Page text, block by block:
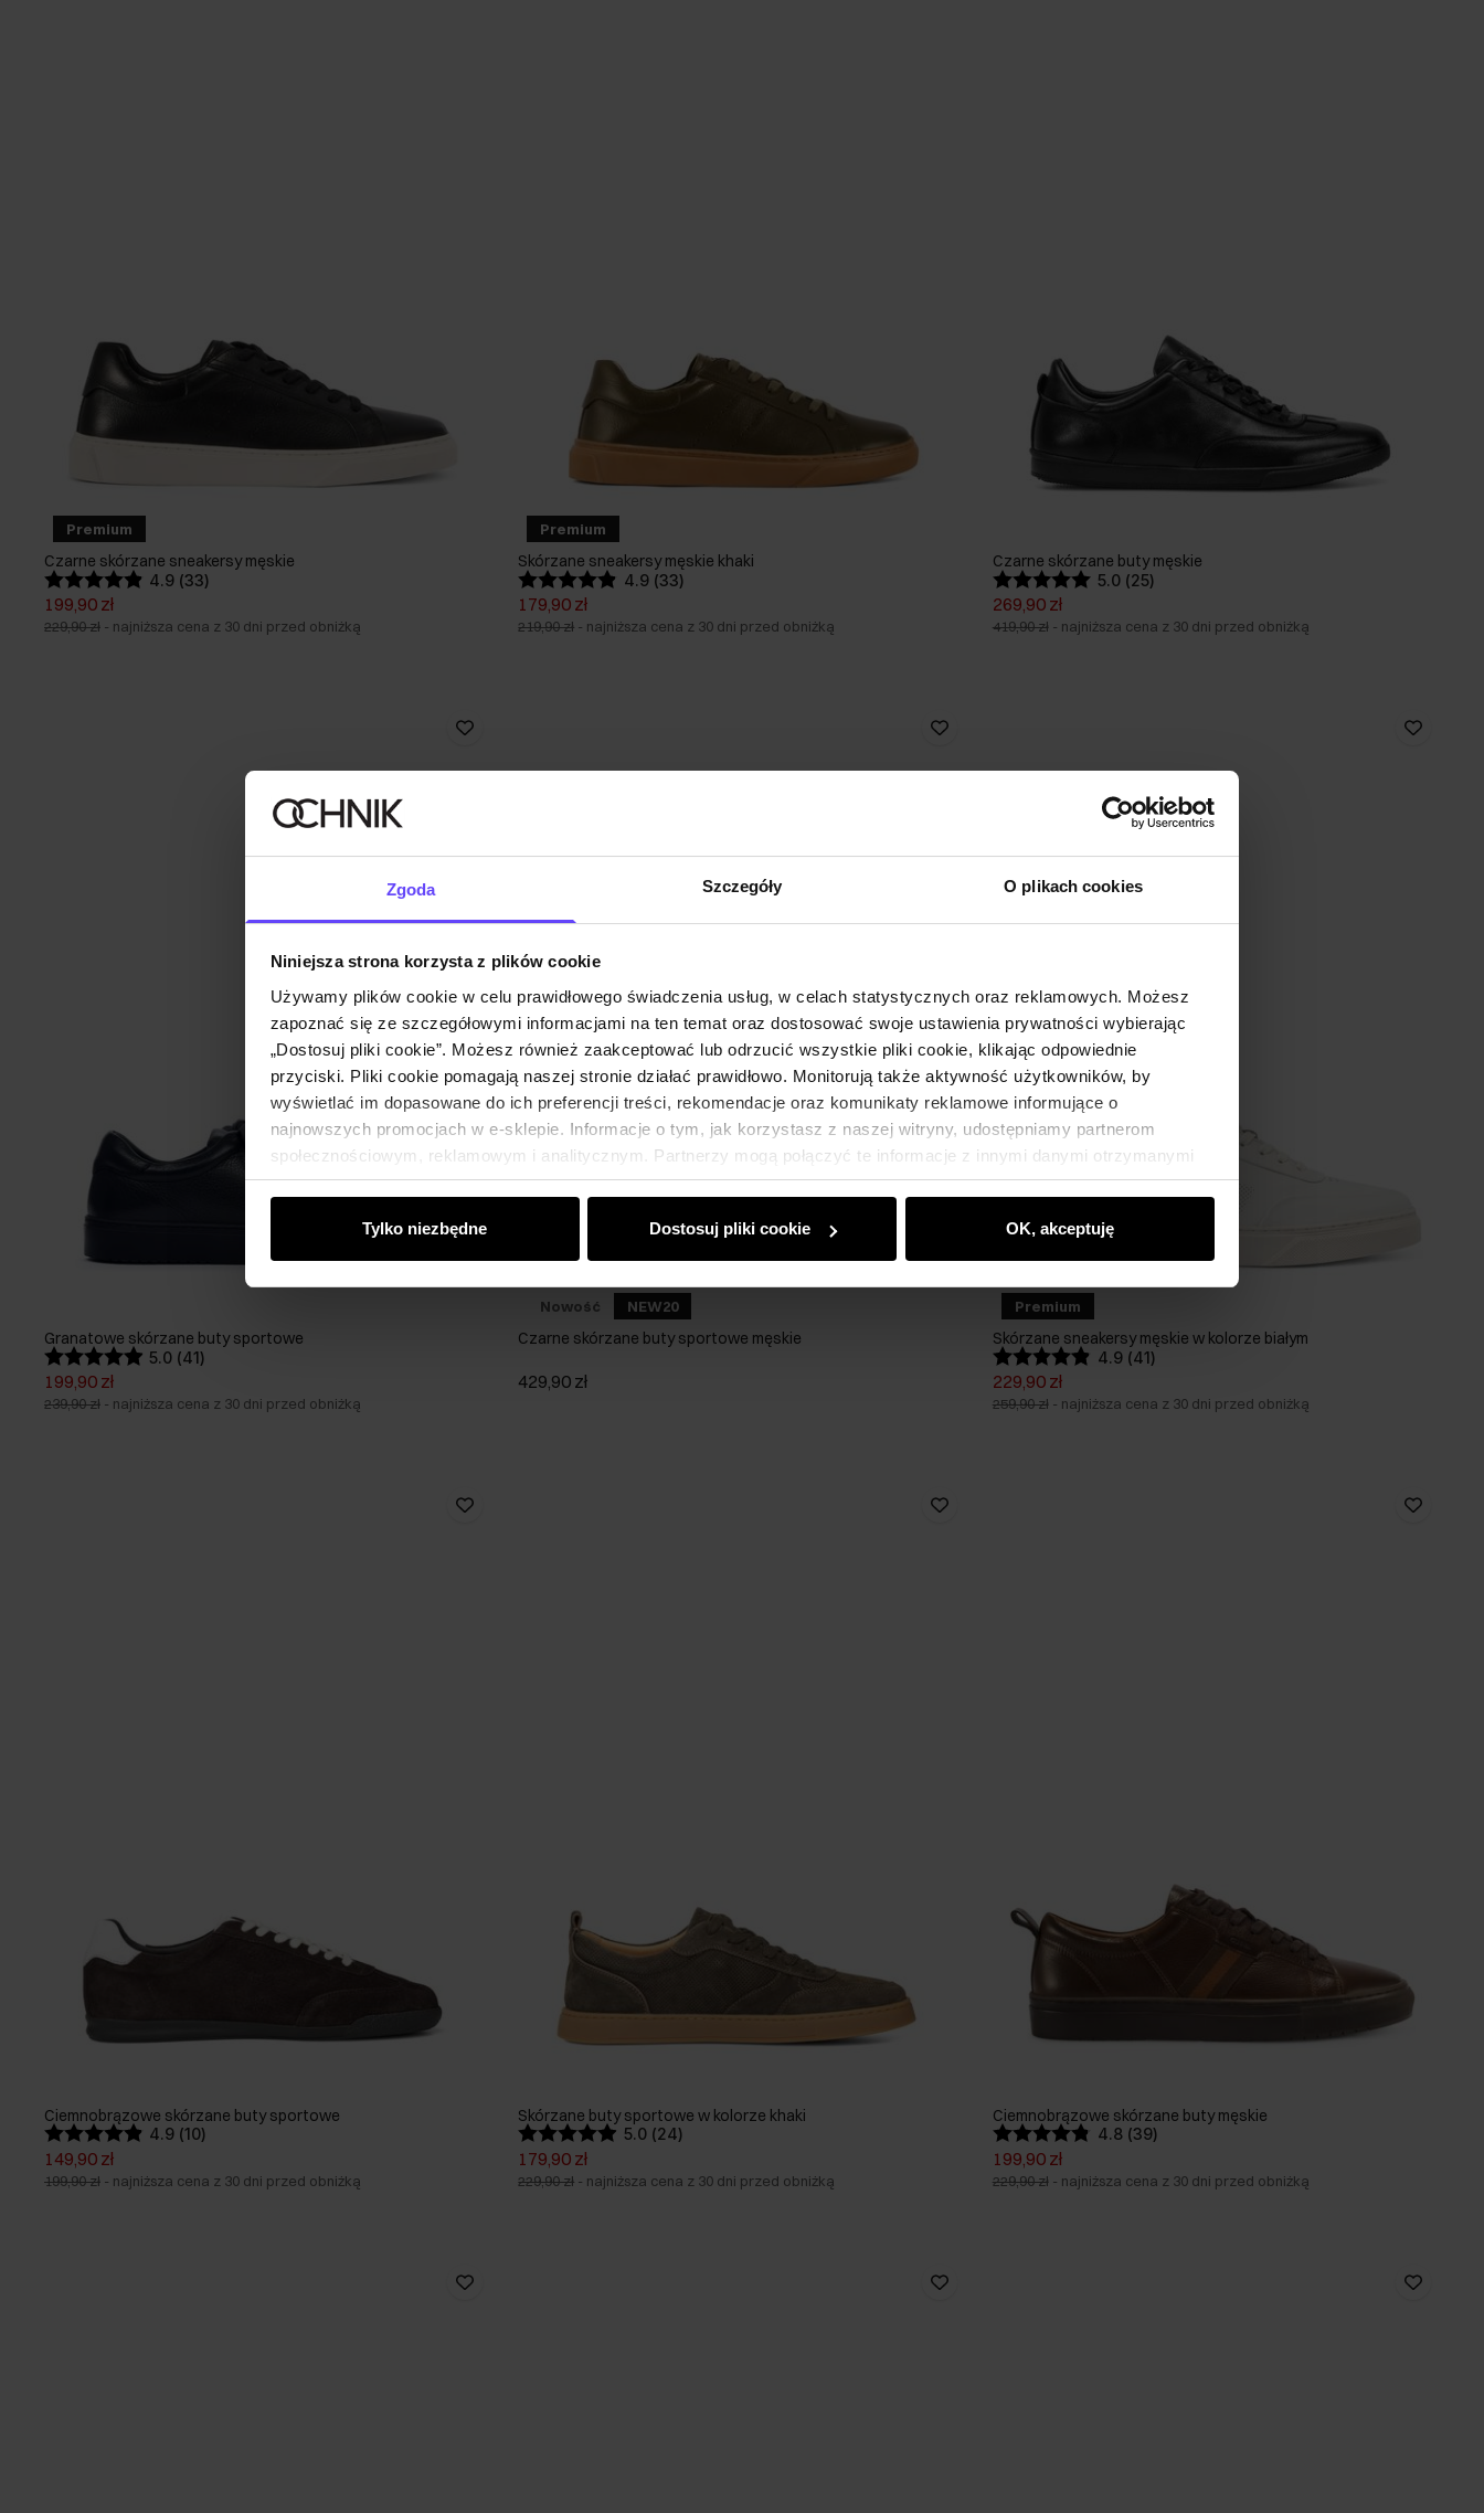
Zgoda Szczegóły O plikach cookies
Niniejsza strona korzysta z plików cookie
Używamy plików cookie w celu prawidłowego świadczenia usług, w celach statystycznych oraz reklamowych. Możesz
zapoznać się ze szczegółowymi informacjami na ten temat oraz dostosować swoje ustawienia prywatności wybierając
„Dostosuj pliki cookie”. Możesz również zaakceptować lub odrzucić wszystkie pliki cookie, klikając odpowiednie
przyciski. Pliki cookie pomagają naszej stronie działać prawidłowo. Monitorują także aktywność użytkowników, by
wyświetlać im dopasowane do ich preferencji treści, rekomendacje oraz komunikaty reklamowe informujące o
najnowszych promocjach w e-sklepie. Informacje o tym, jak korzystasz z naszej witryny, udostępniamy partnerom
społecznościowym, reklamowym i analitycznym. Partnerzy mogą połączyć te informacje z innymi danymi otrzymanymi
od Ciebie lub uzyskanymi podczas korzystania z ich usług.
Tylko niezbędne Dostosuj pliki cookie OK, akceptuję
Premium
Czarne skórzane sneakersy męskie
4.9 (33)
199,90 zł
229,90 zł - najniższa cena z 30 dni przed obniżką
Premium
Skórzane sneakersy męskie khaki
4.9 (33)
179,90 zł
219,90 zł - najniższa cena z 30 dni przed obniżką
Czarne skórzane buty męskie
5.0 (25)
269,90 zł
419,90 zł - najniższa cena z 30 dni przed obniżką
Granatowe skórzane buty sportowe
5.0 (41)
199,90 zł
239,90 zł - najniższa cena z 30 dni przed obniżką
Nowość NEW20
Czarne skórzane buty sportowe męskie
429,90 zł
Premium
Skórzane sneakersy męskie w kolorze białym
4.9 (41)
229,90 zł
259,90 zł - najniższa cena z 30 dni przed obniżką
Ciemnobrązowe skórzane buty sportowe
4.9 (10)
149,90 zł
199,90 zł - najniższa cena z 30 dni przed obniżką
Skórzane buty sportowe w kolorze khaki
5.0 (24)
179,90 zł
229,90 zł - najniższa cena z 30 dni przed obniżką
Ciemnobrązowe skórzane buty męskie
4.8 (39)
199,90 zł
229,90 zł - najniższa cena z 30 dni przed obniżką